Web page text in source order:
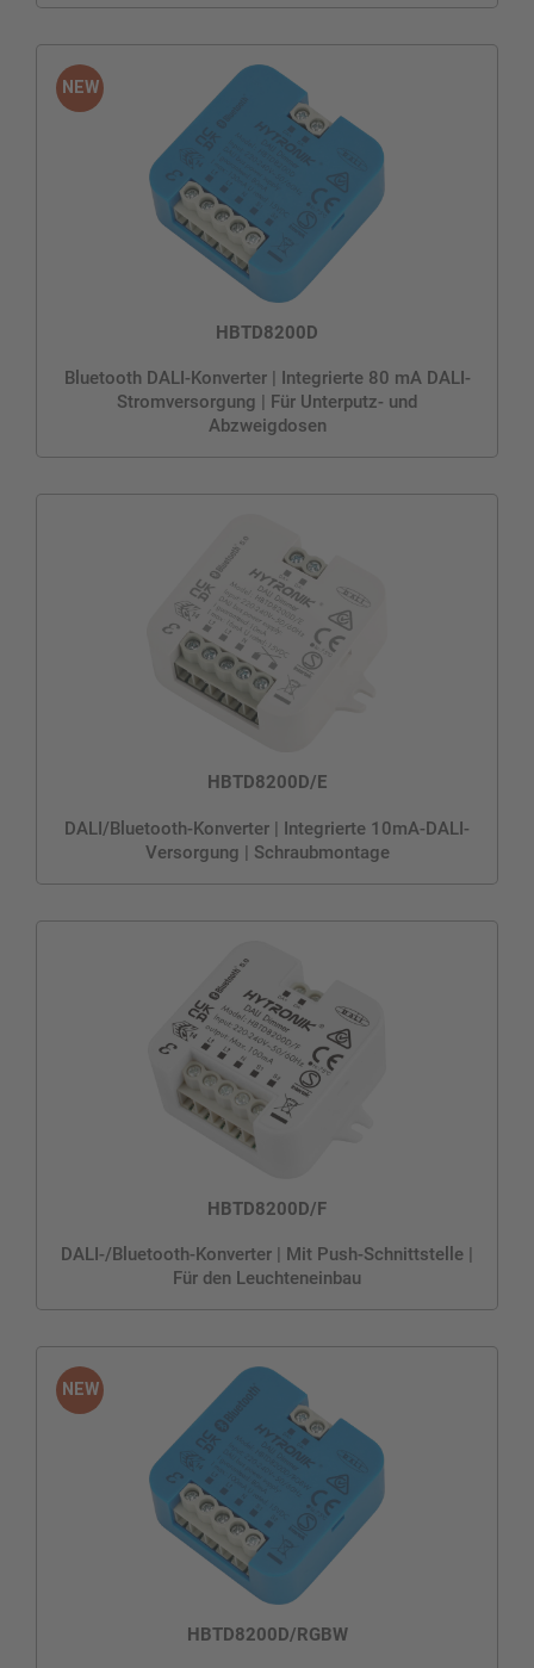
HBTD8200D
Bluetooth DALI-Konverter | Integrierte 80 mA DALI-
Stromversorgung | Für Unterputz- und
Abzweigdosen
HBTD8200D/E
DALI/Bluetooth-Konverter | Integrierte 10mA-DALI-
Versorgung | Schraubmontage
HBTD8200D/F
DALI-/Bluetooth-Konverter | Mit Push-Schnittstelle |
Für den Leuchteneinbau
HBTD8200D/RGBW